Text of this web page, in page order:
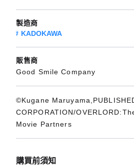
製造商
KADOKAWA
販售商
Good Smile Company
©Kugane
CORPORATION/
Movie Partners
購買前須知